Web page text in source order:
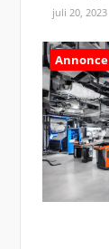
juli 20, 2023
Annonce